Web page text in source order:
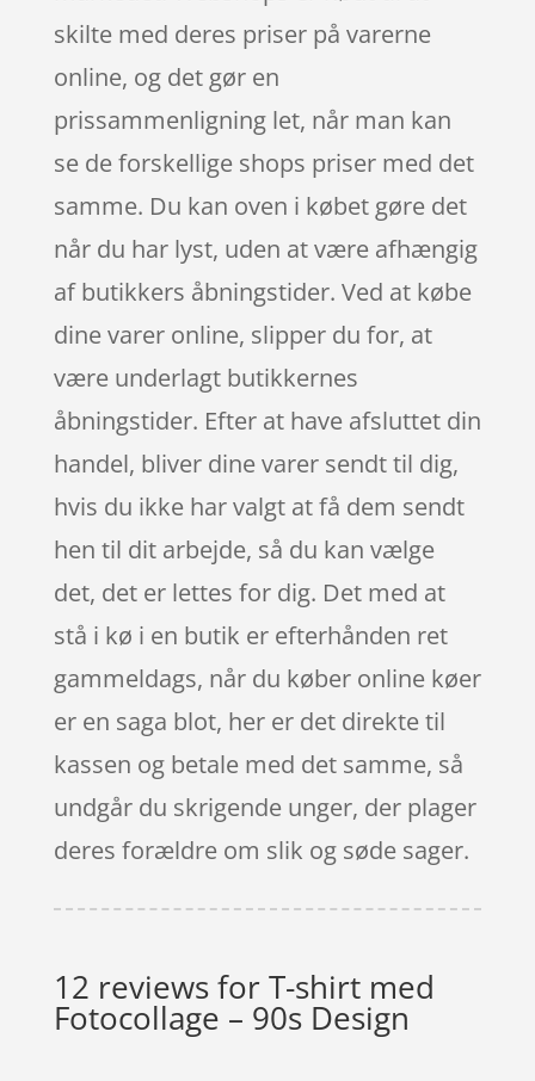
skilte med deres priser på varerne
online, og det gør en
prissammenligning let, når man kan
se de forskellige shops priser med det
samme. Du kan oven i købet gøre det
når du har lyst, uden at være afhængig
af butikkers åbningstider. Ved at købe
dine varer online, slipper du for, at
være underlagt butikkernes
åbningstider. Efter at have afsluttet din
handel, bliver dine varer sendt til dig,
hvis du ikke har valgt at få dem sendt
hen til dit arbejde, så du kan vælge
det, det er lettes for dig. Det med at
stå i kø i en butik er efterhånden ret
gammeldags, når du køber online køer
er en saga blot, her er det direkte til
kassen og betale med det samme, så
undgår du skrigende unger, der plager
deres forældre om slik og søde sager.
12 reviews forT-shirt med
Fotocollage – 90s Design